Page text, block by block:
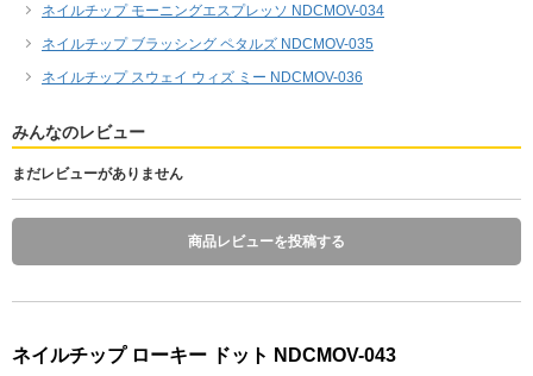
ネイルチップ モーニングエスプレッソ NDCMOV-034
ネイルチップ ブラッシング ペタルズ NDCMOV-035
ネイルチップ スウェイ ウィズ ミー NDCMOV-036
みんなのレビュー
まだレビューがありません
商品レビューを投稿する
ネイルチップ ローキー ドット NDCMOV-043